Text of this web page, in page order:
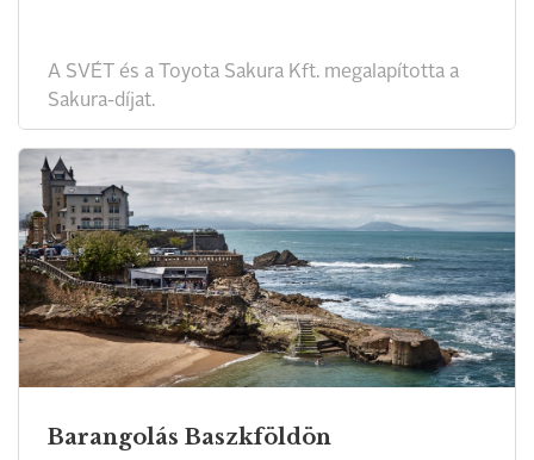
A SVÉT és a Toyota Sakura Kft. megalapította a
Sakura-díjat.
Barangolás Baszkföldön